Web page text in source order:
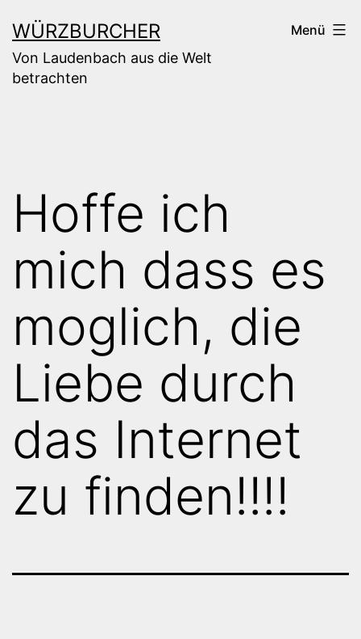
Inhalt
springen
WÜRZBURCHER
Von Laudenbach aus die Welt
betrachten
Menü
Hoffe ich
mich dass es
moglich, die
Liebe durch
das Internet
zu finden!!!!